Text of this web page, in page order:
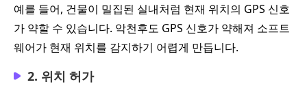
예를 들어, 건물이 밀집된 실내처럼 현재 위치의 GPS 신호
가 약할 수 있습니다. 악천후도 GPS 신호가 약해져 소프트
웨어가 현재 위치를 감지하기 어렵게 만듭니다.
2. 위치 허가